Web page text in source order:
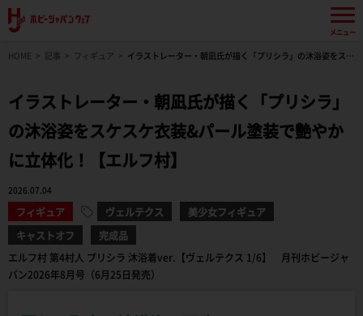
HOME 記事 フィギュア
イラストレーター・朝凪氏が描く「プリシラ」の沐浴姿をスケ
イラストレーター・朝凪氏が描く「プリシラ」
の沐浴姿をスケスケ衣装&パール塗装で艶やか
に立体化！【エルフ村】
2026.07.04
フィギュア ヴェルテクス
美少女フィギュア
キャストオフ
完成品
エルフ村 第4村人 プリシラ 沐浴着ver.【ヴェルテクス 1/6】 月刊ホビージャ
パン2026年8月号（6月25日発売）
メニュー